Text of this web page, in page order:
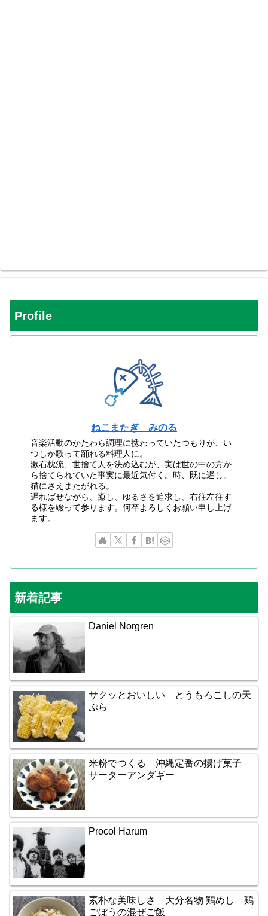
Profile
ねこまたぎ みのる
音楽活動のかたわら調理に携わっていたつもりが、い
つしか歌って踊れる料理人に。
漱石枕流、世捨て人を決め込むが、実は世の中の方か
ら捨てられていた事実に最近気付く。時、既に遅し。
猫にさえまたがれる。
遅ればせながら、癒し、ゆるさを追求し、右往左往す
る様を綴って参ります。何卒よろしくお願い申し上げ
ます。
新着記事
Daniel Norgren
サクッとおいしい とうもろこしの天
ぷら
米粉でつくる 沖縄定番の揚げ菓子
サーターアンダギー
Procol Harum
素朴な美味しさ 大分名物 鶏めし 鶏
ごぼうの混ぜご飯